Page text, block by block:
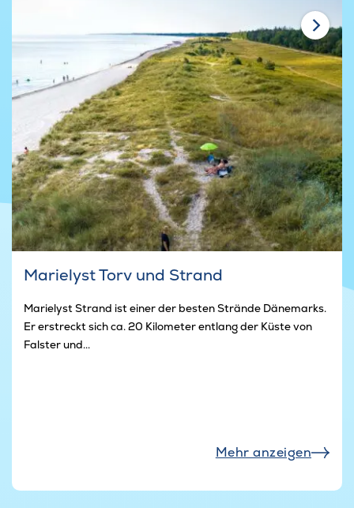
Marielyst Torv und Strand
Marielyst Strand ist einer der besten Strände Dänemarks.
Er erstreckt sich ca. 20 Kilometer entlang der Küste von
Falster und...
Mehr anzeigen